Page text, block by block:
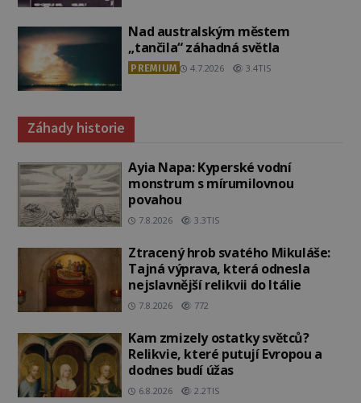
Nad australským městem
„tančila“ záhadná světla
PREMIUM 4.7.2026 3.4TIS
Záhady historie
Ayia Napa: Kyperské vodní
monstrum s mírumilovnou
povahou
7.8.2026 3.3TIS
Ztracený hrob svatého Mikuláše:
Tajná výprava, která odnesla
nejslavnější relikvii do Itálie
7.8.2026 772
Kam zmizely ostatky světců?
Relikvie, které putují Evropou a
dodnes budí úžas
6.8.2026 2.2TIS